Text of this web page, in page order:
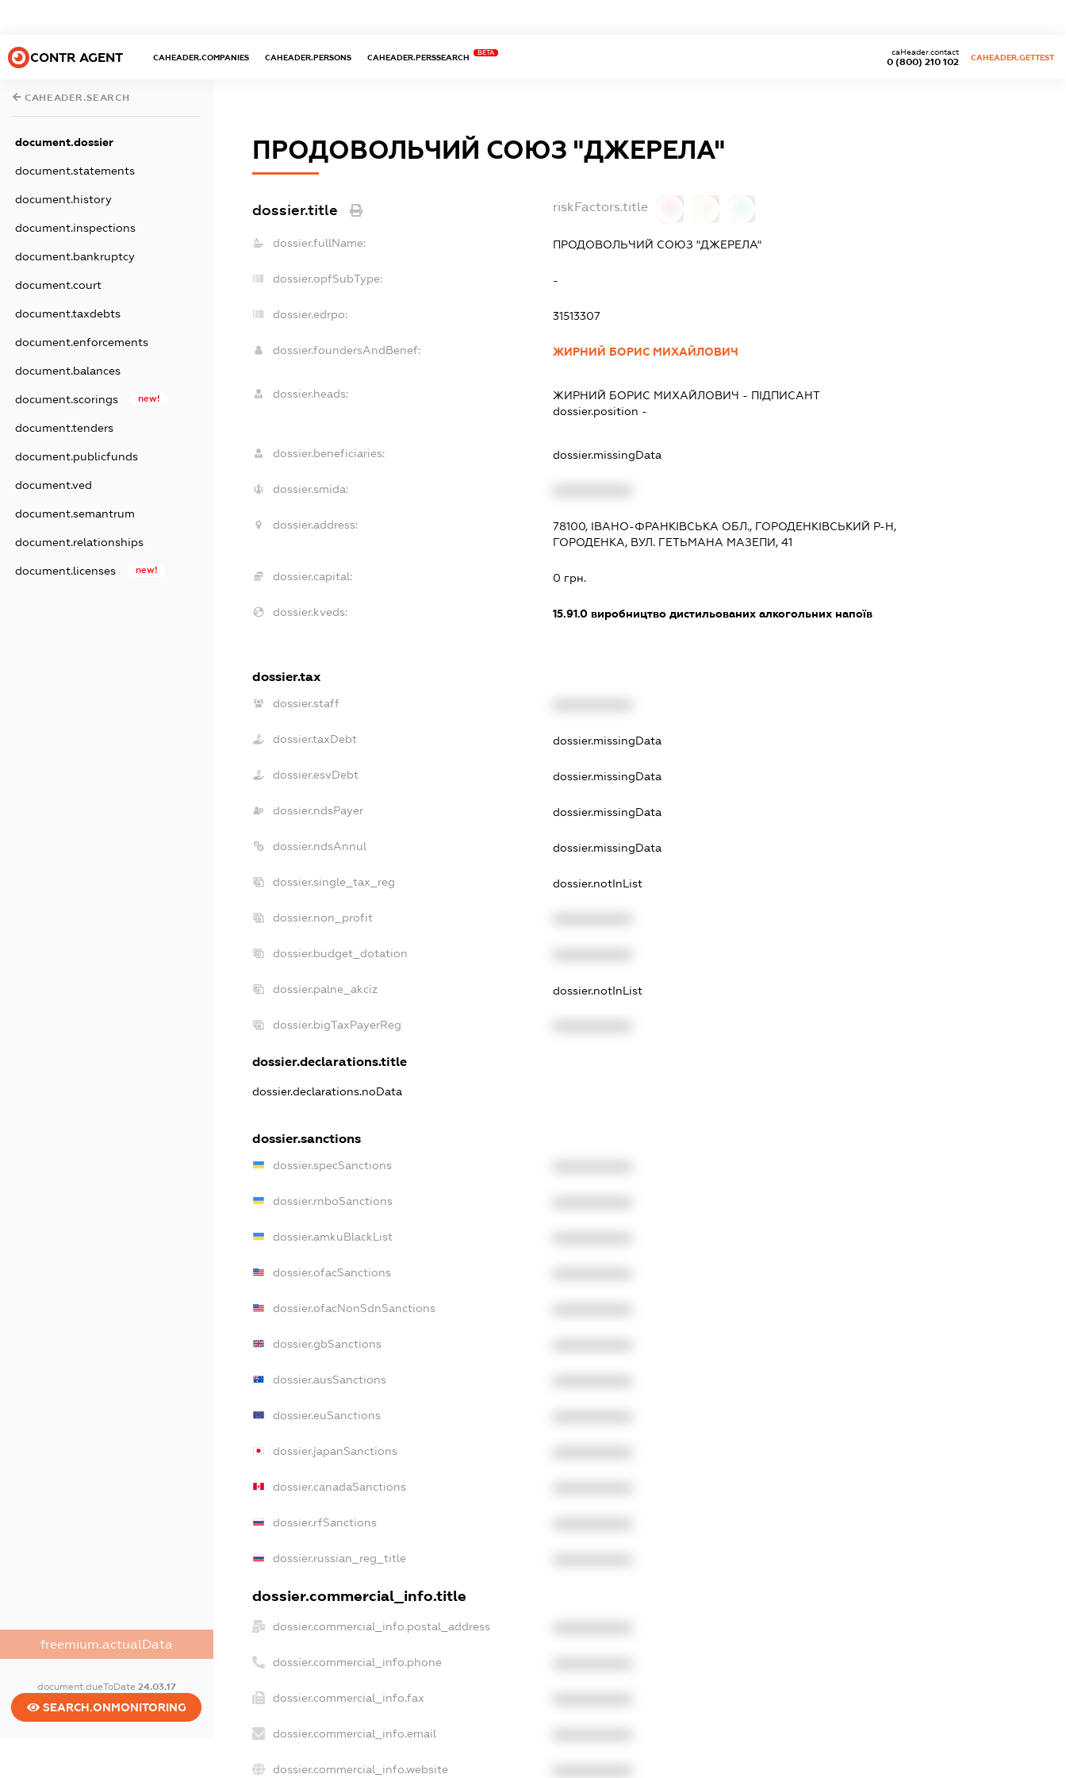
CONTR AGENT CAHEADER.COMPANIES CAHEADER.PERSONS CAHEADER.PERSSEARCH
BETA
0 (800) 210 102
caHeader.contact
CAHEADER.GETTEST
CAHEADER.SEARCH
document.dossier
document.statements
document.history
document.inspections
document.bankruptcy
document.court
document.taxdebts
document.enforcements
document.balances
document.scorings new!
document.tenders
document.publicfunds
document.ved
document.semantrum
document.relationships
document.licenses new!
freemium.actualData
document.dueToDate 24.03.17
SEARCH.ONMONITORING
ПРОДОВОЛЬЧИЙ СОЮЗ "ДЖЕРЕЛА"
dossier.title riskFactors.title
dossier.fullName: ПРОДОВОЛЬЧИЙ СОЮЗ "ДЖЕРЕЛА"
dossier.opfSubType: -
dossier.edrpo: 31513307
dossier.foundersAndBenef: ЖИРНИЙ БОРИС МИХАЙЛОВИЧ
dossier.heads: ЖИРНИЙ БОРИС МИХАЙЛОВИЧ - ПІДПИСАНТ
dossier.position -
dossier.beneficiaries: dossier.missingData
dossier.smida:
dossier.address:
78100, ІВАНО-ФРАНКІВСЬКА ОБЛ., ГОРОДЕНКІВСЬКИЙ Р-Н,
ГОРОДЕНКА, ВУЛ. ГЕТЬМАНА МАЗЕПИ, 41
dossier.capital: 0 грн.
dossier.kveds: 15.91.0 виробництво дистильованих алкогольних напоїв
dossier.tax
dossier.staff
dossier.taxDebt dossier.missingData
dossier.esvDebt dossier.missingData
dossier.ndsPayer dossier.missingData
dossier.ndsAnnul dossier.missingData
dossier.single_tax_reg dossier.notInList
dossier.non_profit
dossier.budget_dotation
dossier.palne_akciz dossier.notInList
dossier.bigTaxPayerReg
dossier.declarations.title
dossier.declarations.noData
dossier.sanctions
dossier.specSanctions
dossier.rnboSanctions
dossier.amkuBlackList
dossier.ofacSanctions
dossier.ofacNonSdnSanctions
dossier.gbSanctions
dossier.ausSanctions
dossier.euSanctions
dossier.japanSanctions
dossier.canadaSanctions
dossier.rfSanctions
dossier.russian_reg_title
dossier.commercial_info.title
dossier.commercial_info.postal_address
dossier.commercial_info.phone
dossier.commercial_info.fax
dossier.commercial_info.email
dossier.commercial_info.website